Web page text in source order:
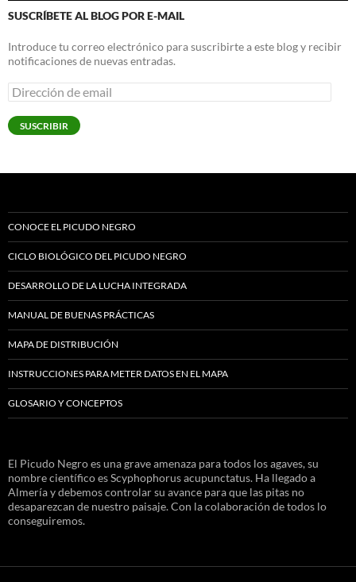
SUSCRÍBETE AL BLOG POR E-MAIL
Introduce tu correo electrónico para suscribirte a este blog y recibir
notificaciones de nuevas entradas.
Dirección
de
email
SUSCRIBIR
CONOCE EL PICUDO NEGRO
CICLO BIOLÓGICO DEL PICUDO NEGRO
DESARROLLO DE LA LUCHA INTEGRADA
MANUAL DE BUENAS PRÁCTICAS
MAPA DE DISTRIBUCIÓN
INSTRUCCIONES PARA METER DATOS EN EL MAPA
GLOSARIO Y CONCEPTOS
El Picudo Negro es una grave amenaza para todos los agaves, su
nombre científico es Scyphophorus acupunctatus. Ha llegado a
Almería y debemos controlar su avance para que las pitas no
desaparezcan de nuestro paisaje. Con la colaboración de todos lo
conseguiremos.